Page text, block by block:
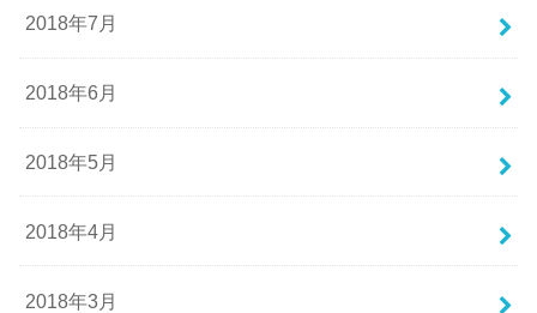
2018年7月
2018年6月
2018年5月
2018年4月
2018年3月